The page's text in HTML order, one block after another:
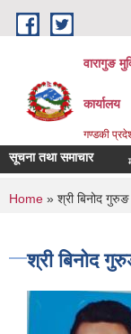
Skip to main content
वारागुङ
कार्यालय
गण्डकी
सूचना तथा समाचार
You are
Home » श्री बिनोद गुरुङ
श्री बिनोद